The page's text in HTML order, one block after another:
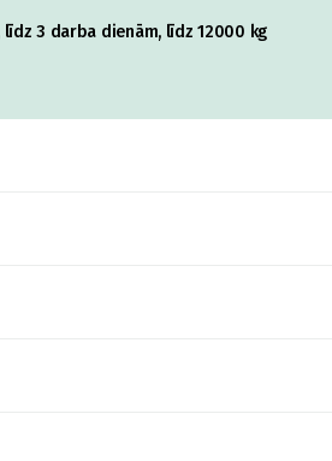
līdz 3 darba dienām, līdz 12000 kg